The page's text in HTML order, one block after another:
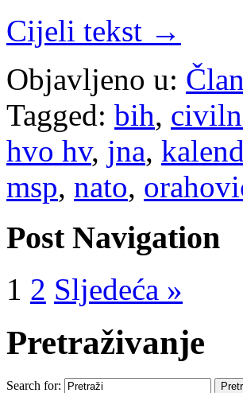
Cijeli tekst →
Objavljeno u:
Tagged: bih,
hvo hv, jna,
msp, nato,
Post Navigation
1 2 Sljedeća »
Pretraživanje
Search for: